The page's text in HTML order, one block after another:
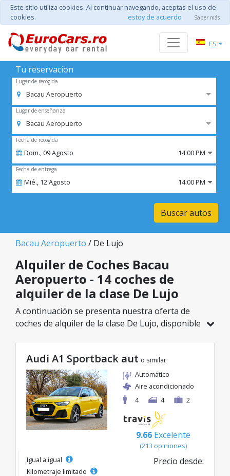
Este sitio utiliza cookies. Al continuar navegando, aceptas el uso de
cookies.
estoy de acuerdo Saber más
ES
Tu reservacion
Lugar de recogida
Bacau Aeropuerto
Lugar de enseñanza
Bacau Aeropuerto
Fecha de recogida
Dom.,09Agosto 14:00 PM
Fecha de entrega
Mié., 12Agosto 14:00 PM
Buscar autos
Bacau Aeropuerto / De Lujo
Alquiler de Coches Bacau
Aeropuerto - 14 coches de
alquiler de la clase De Lujo
A continuación se presenta nuestra oferta de
coches de alquiler de la clase De Lujo, disponible
modelo ideal de la categoría seleccionada, con
tarifas excelentes desde solo 39€/día.
Audi A1 Sportback aut o similar
Automático
Aire acondicionado
4
4 2
9.66 Excelente
(213 opiniones)
Igual a igual
Kilometraje limitado
Precio desde: